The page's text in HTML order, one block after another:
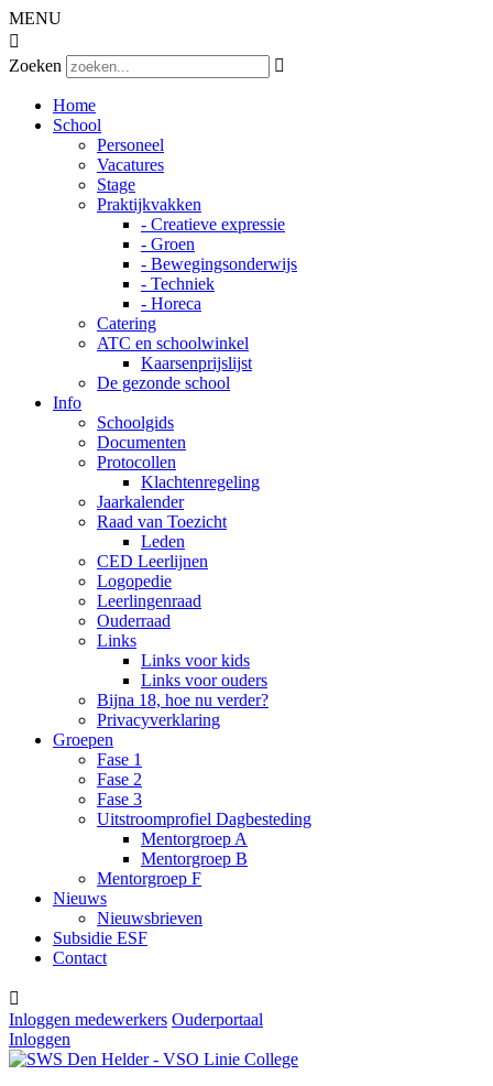
MENU

Zoeken

Home
School
Personeel
Vacatures
Stage
Praktijkvakken
- Creatieve expressie
- Groen
- Bewegingsonderwijs
- Techniek
- Horeca
Catering
ATC en schoolwinkel
Kaarsenprijslijst
De gezonde school
Info
Schoolgids
Documenten
Protocollen
Klachtenregeling
Jaarkalender
Raad van Toezicht
Leden
CED Leerlijnen
Logopedie
Leerlingenraad
Ouderraad
Links
Links voor kids
Links voor ouders
Bijna 18, hoe nu verder?
Privacyverklaring
Groepen
Fase 1
Fase 2
Fase 3
Uitstroomprofiel Dagbesteding
Mentorgroep A
Mentorgroep B
Mentorgroep F
Nieuws
Nieuwsbrieven
Subsidie ESF
Contact

Inloggen medewerkers Ouderportaal
Inloggen